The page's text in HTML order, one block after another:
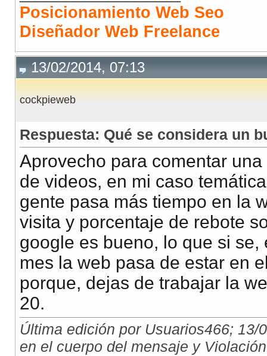
Posicionamiento Web Seo
Diseñador Web Freelance
13/02/2014, 07:13
cockpieweb
Respuesta: Qué se considera un
Aprovecho para comentar
de videos, en mi caso
gente pasa más tiempo en la
visita y porcentaje de rebote
google es bueno, lo que si
mes la web pasa de estar en
porque, dejas de trabajar la
20.
Última edición por Usuarios466;
en el cuerpo del mensaje y